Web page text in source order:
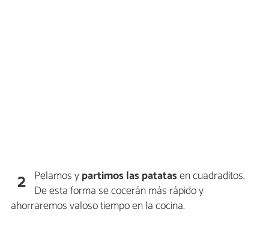
2 Pelamos ypartimos las patatasen cuadraditos.
De esta forma se cocerán más rápido y
ahorraremos valoso tiempo en la cocina.